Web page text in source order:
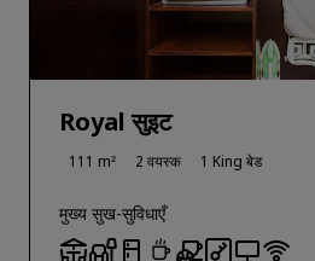
Royal सुइट
111 m² 2 वयस्क 1 King बेड
मुख्य सुख-सुविधाएँ